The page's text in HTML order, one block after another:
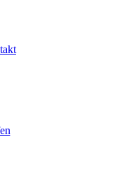
Opens